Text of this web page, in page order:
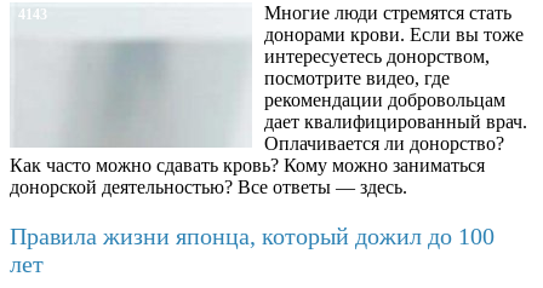
4143
Многие люди стремятся стать
донорами крови. Если вы тоже
интересуетесь донорством,
посмотрите видео, где
рекомендации добровольцам
дает квалифицированный врач.
Оплачивается ли донорство?
Как часто можно сдавать кровь? Кому можно заниматься
донорской деятельностью? Все ответы — здесь.
Правила жизни японца, который дожил до 100
лет